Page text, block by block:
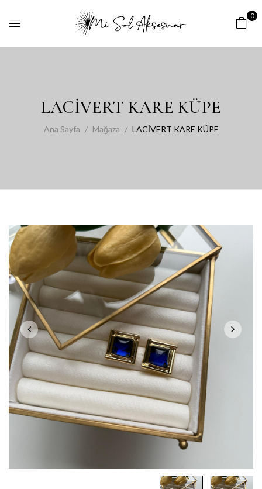
0
LACİVERT KARE KÜPE
Ana Sayfa Mağaza LACİVERT KARE KÜPE